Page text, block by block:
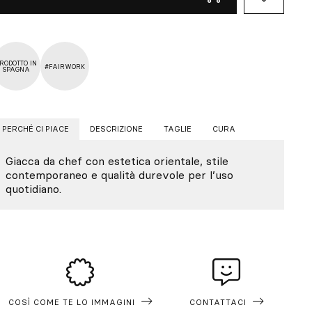
IN
SPAGNA
#FAIRWORK
PERCHÉ CI PIACE DESCRIZIONE TAGLIE CURA
Giacca da chef con estetica orientale, stile
contemporaneo e qualità durevole per l’uso
quotidiano.
COSÌ COME TE LO IMMAGINI CONTATTACI